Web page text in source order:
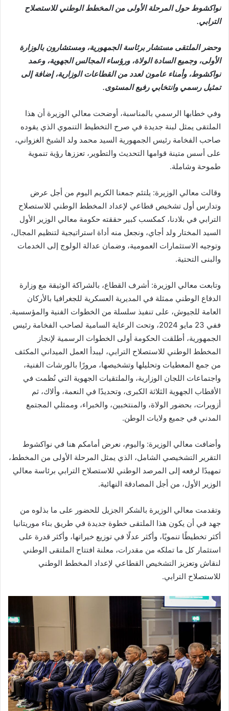
نواكشوط حول المرحلة الأولى من المخطط الوطني للاستصلاح
الترابي.
وحضر الملتقى مستشار برئاسة الجمهورية، ومستشارون بالوزارة
الأولى، وجميع السادة الولاة، ورؤساء المجالس الجهوية، وعمد
نواكشوط، وأمناء عامون لعدد من القطاعات الوزارية، إضافة إلى
تمثيل رسمي وانتخابي رفيع المستوى.
وفي خطابها الرسمي بالمناسبة، أوضحت معالي الوزيرة أن هذا
الملتقى يمثل لبنة جديدة في صرح التخطيط التنموي الذي يقوده
صاحب الفخامة رئيس الجمهورية السيد محمد ولد الشيخ الغزواني،
على أسس متينة قوامها التحديث والتطوير، تعززها رؤية تنموية
طموحة وشاملة.
وقالت معالي الوزيرة: يلتئم جمعنا الكريم اليوم من أجل عرض
وتدارس أول تشخيص قطاعي لإعداد المخطط الوطني للاستصلاح
الترابي في بلادنا، كمكسب كبير حققته حكومة معالي الوزير الأول
السيد المختار ولد أجاي، ونجعل منه أداة استراتيجية لتنظيم المجال،
وتوجيه الاستثمارات العمومية، وضمان عدالة الولوج إلى الخدمات
والبنى التحتية.
وتابعت معالي الوزيرة: أشرف القطاع، بالشراكة الوثيقة مع وزارة
الدفاع الوطني ممثلة في المديرية العسكرية للجغرافيا بالأركان
العامة للجيوش، على تنفيذ سلسلة من الخطوات الفنية والمؤسسية.
ففي 23 مايو 2024، وتحت الرعاية السامية لصاحب الفخامة رئيس
الجمهورية، أطلقت الحكومة أولى الخطوات الرسمية لإنجاز
المخطط الوطني للاستصلاح الترابي، ليبدأ العمل الميداني المكثف
من جمع المعطيات وتحليلها وتشخيصها، مرورًا بالورشات الفنية،
واجتماعات اللجان الوزارية، والملتقيات الجهوية التي نُظمت في
الأقطاب الجهوية الثلاثة الكبرى، وتحديدًا في النعمة، وألاك، ثم
أزويرات، بحضور الولاة، والمنتخبين، والخبراء، وممثلي المجتمع
المدني في جميع ولايات الوطن.
وأضافت معالي الوزيرة: واليوم، نعرض أمامكم هنا في نواكشوط
التقرير التشخيصي الشامل، الذي يمثل المرحلة الأولى من المخطط،
تمهيدًا لرفعه إلى المرصد الوطني للاستصلاح الترابي برئاسة معالي
الوزير الأول، من أجل المصادقة النهائية.
وتقدمت معالي الوزيرة بالشكر الجزيل للحضور على ما بذلوه من
جهد في أن يكون هذا الملتقى خطوة جديدة في طريق بناء موريتانيا
أكثر تخطيطًا تنمويًا، وأكثر عدلًا في توزيع خيراتها، وأكثر قدرة على
استثمار كل ما تملكه من مقدرات، معلنة افتتاح الملتقى الوطني
لنقاش وتعزيز التشخيص القطاعي لإعداد المخطط الوطني
للاستصلاح الترابي.